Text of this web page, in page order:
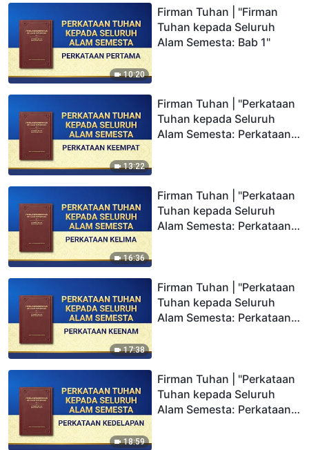
10:20
Firman Tuhan | "Firman
Tuhan kepada Seluruh
Alam Semesta: Bab 1"
13:22
Firman Tuhan | "Perkataan
Tuhan kepada Seluruh
Alam Semesta: Perkataan
16:36
Firman Tuhan | "Perkataan
Tuhan kepada Seluruh
Alam Semesta: Perkataan
17:38
Firman Tuhan | "Perkataan
Tuhan kepada Seluruh
Alam Semesta: Perkataan
18:59
Firman Tuhan | "Perkataan
Tuhan kepada Seluruh
Alam Semesta: Perkataan